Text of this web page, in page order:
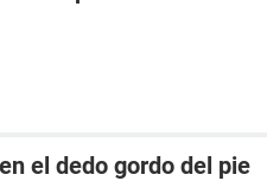
el dedo gordo del pie